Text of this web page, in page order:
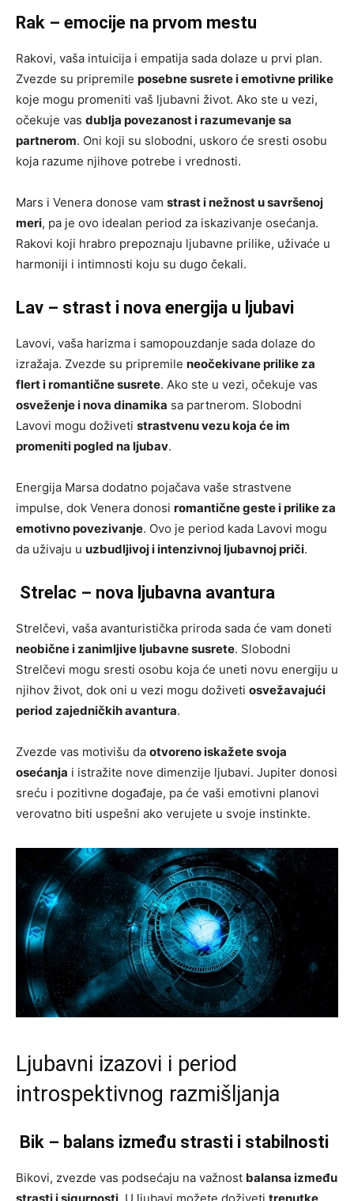
Rak – emocije na prvom mestu
Rakovi, vaša intuicija i empatija sada dolaze u prvi plan.
Zvezde su pripremile posebne susrete i emotivne prilike
koje mogu promeniti vaš ljubavni život. Ako ste u vezi,
očekuje vas dublja povezanost i razumevanje sa
partnerom. Oni koji su slobodni, uskoro će sresti osobu
koja razume njihove potrebe i vrednosti.
Mars i Venera donose vam strast i nežnost u savršenoj
meri, pa je ovo idealan period za iskazivanje osećanja.
Rakovi koji hrabro prepoznaju ljubavne prilike, uživaće u
harmoniji i intimnosti koju su dugo čekali.
Lav – strast i nova energija u ljubavi
Lavovi, vaša harizma i samopouzdanje sada dolaze do
izražaja. Zvezde su pripremile neočekivane prilike za
flert i romantične susrete. Ako ste u vezi, očekuje vas
osveženje i nova dinamika sa partnerom. Slobodni
Lavovi mogu doživeti strastvenu vezu koja će im
promeniti pogled na ljubav.
Energija Marsa dodatno pojačava vaše strastvene
impulse, dok Venera donosi romantične geste i prilike za
emotivno povezivanje. Ovo je period kada Lavovi mogu
da uživaju u uzbudljivoj i intenzivnoj ljubavnoj priči.
Strelac – nova ljubavna avantura
Strelčevi, vaša avanturistička priroda sada će vam doneti
neobične i zanimljive ljubavne susrete. Slobodni
Strelčevi mogu sresti osobu koja će uneti novu energiju u
njihov život, dok oni u vezi mogu doživeti osvežavajući
period zajedničkih avantura.
Zvezde vas motivišu da otvoreno iskažete svoja
osećanja i istražite nove dimenzije ljubavi. Jupiter donosi
sreću i pozitivne događaje, pa će vaši emotivni planovi
verovatno biti uspešni ako verujete u svoje instinkte.
Ljubavni izazovi i period
introspektivnog razmišljanja
Bik – balans između strasti i stabilnosti
Bikovi, zvezde vas podsećaju na važnost balansa između
strasti i sigurnosti . U ljubavi možete doživeti trenutke